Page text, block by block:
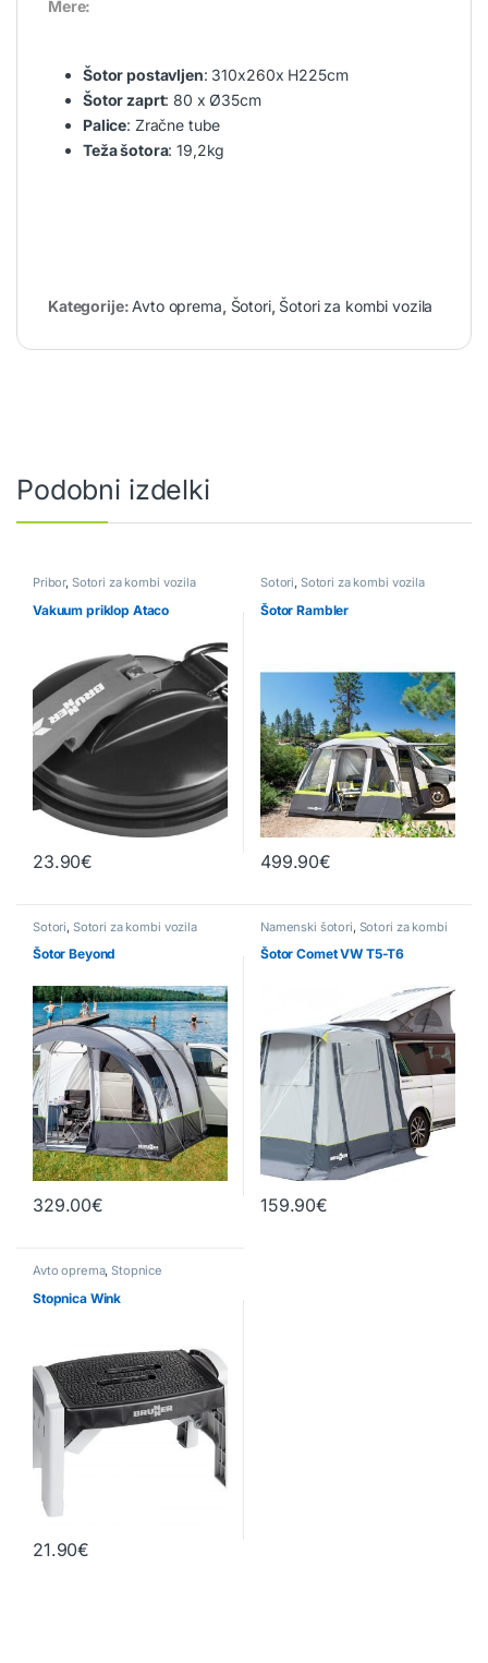
Mere:
Šotor postavljen: 310x260x H225cm
Šotor zaprt: 80 x Ø35cm
Palice: Zračne tube
Teža šotora: 19,2kg
Kategorije: Avto oprema, Šotori, Šotori za kombi vozila
Podobni izdelki
Pribor, Šotori za kombi vozila
Vakuum priklop Ataco
23.90€
Šotori, Šotori za kombi vozila
Šotor Rambler
499.90€
Šotori, Šotori za kombi vozila
Šotor Beyond
329.00€
Namenski šotori, Šotori za kombi
vozila
Šotor Comet VW T5-T6
159.90€
Avto oprema,Stopnice
Stopnica Wink
21.90€